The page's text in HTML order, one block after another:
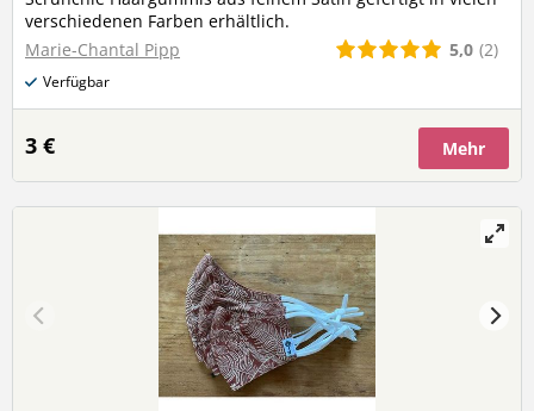
verschiedenen Farben erhältlich.
Marie-Chantal Pipp
5,0 (2)
Verfügbar
3 € Mehr